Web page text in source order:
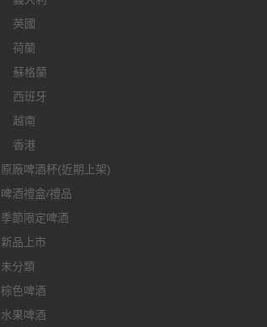
英國
荷蘭
蘇格蘭
西班牙
越南
香港
原廠啤酒杯(近期上架)
啤酒禮盒/禮品
季節限定啤酒
新品上市
未分類
棕色啤酒
水果啤酒